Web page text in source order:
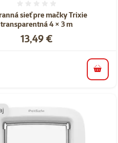
sieť pre mačky Trixie
transparentná 4 × 3 m
Cena
13,49 €
do